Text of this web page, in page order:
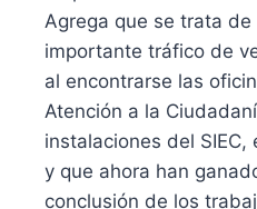
Agrega que se trata de
importante tráfico de
al encontrarse las
Atención a la
instalaciones del
y que ahora han
conclusión de los